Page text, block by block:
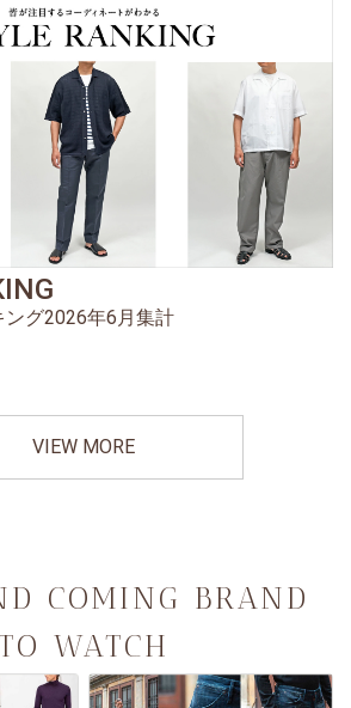
ング2026年6月集計
VIEW MORE
COMING BRAND
WATCH